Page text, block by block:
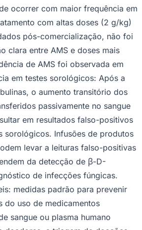
ocorrer com maior frequência em
com altas doses (2 g/kg)
pós-comercialização, não foi
clara entre AMS e doses mais
de AMS foi observada em
em testes sorológicos: Após a
o aumento transitório dos
passivamente no sangue
em resultados falso-positivos
sorológicos. Infusões de produtos
levar a leituras falso-positivas
da detecção de β-D-
de infecções fúngicas.
: medidas padrão para prevenir
do uso de medicamentos
sangue ou plasma humano